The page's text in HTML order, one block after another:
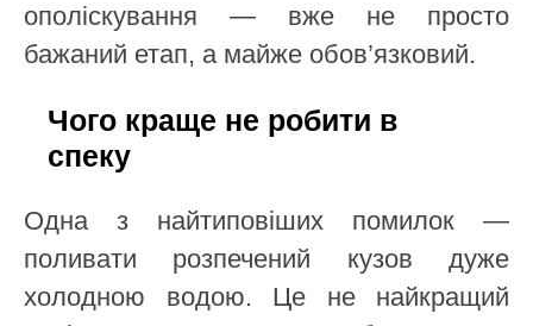
ополіскування — вже не просто
бажаний етап, а майже обов’язковий.
Чого краще не робити в
спеку
Одна з найтиповіших помилок —
поливати розпечений кузов дуже
холодною водою. Це не найкращий